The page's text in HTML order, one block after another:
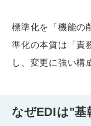
標準化を「機能の
準化の本質は「責
し、変更に強い構
なぜEDIは"基